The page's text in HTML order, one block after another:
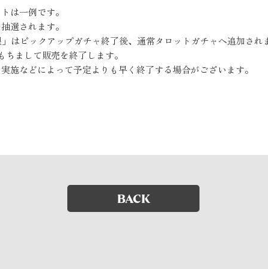
は一例です。
選されます。
はピックアップガチャ終了後、通常タロットガチャへ追加され
まして販売を終了します。
施などによって予定よりも早く終了する場合がございます。
BACK